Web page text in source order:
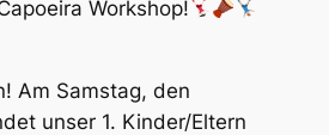
Workshop!
Am Samstag, den
unser 1. Kinder/Eltern